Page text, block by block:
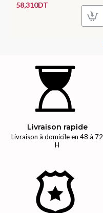
58,310DT
Livraison rapide
Livraison à domicile en 48 à 72
H